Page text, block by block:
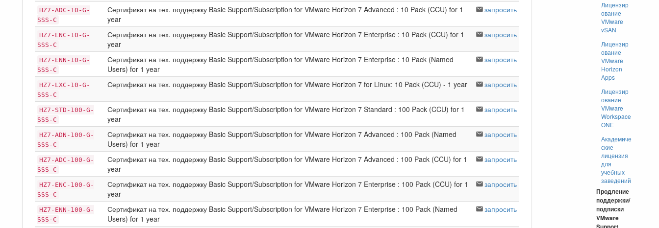
HZ7-ADC-10-G-
SSS-C
Сертификат на тех. поддержку Basic Support/Subscription for VMware Horizon 7 Advanced : 10 Pack (CCU) for 1
year
запросить
HZ7-ENC-10-G-
SSS-C
Сертификат на тех. поддержку Basic Support/Subscription for VMware Horizon 7 Enterprise : 10 Pack (CCU) for 1
year
запросить
HZ7-ENN-10-G-
SSS-C
Сертификат на тех. поддержку Basic Support/Subscription for VMware Horizon 7 Enterprise : 10 Pack (Named
Users) for 1 year
запросить
HZ7-LXC-10-G-
SSS-C
Сертификат на тех. поддержку Basic Support/Subscription for VMware Horizon 7 for Linux: 10 Pack (CCU) - 1 year запросить
HZ7-STD-100-G-
SSS-C
Сертификат на тех. поддержку Basic Support/Subscription for VMware Horizon 7 Standard : 100 Pack (CCU) for 1
year
запросить
HZ7-ADN-100-G-
SSS-C
Сертификат на тех. поддержку Basic Support/Subscription for VMware Horizon 7 Advanced : 100 Pack (Named
Users) for 1 year
запросить
HZ7-ADC-100-G-
SSS-C
Сертификат на тех. поддержку Basic Support/Subscription for VMware Horizon 7 Advanced : 100 Pack (CCU) for 1
year
запросить
HZ7-ENC-100-G-
SSS-C
Сертификат на тех. поддержку Basic Support/Subscription for VMware Horizon 7 Enterprise : 100 Pack (CCU) for 1
year
запросить
HZ7-ENN-100-G-
SSS-C
Сертификат на тех. поддержку Basic Support/Subscription for VMware Horizon 7 Enterprise : 100 Pack (Named
Users) for 1 year
запросить
Лицензир
ование
VMware
vSAN
Лицензир
ование
VMware
Horizon
Apps
Лицензир
ование
VMware
Workspace
ONE
Академиче
ские
лицензия
для
учебных
заведений
Продление
поддержки/
подписки
VMware